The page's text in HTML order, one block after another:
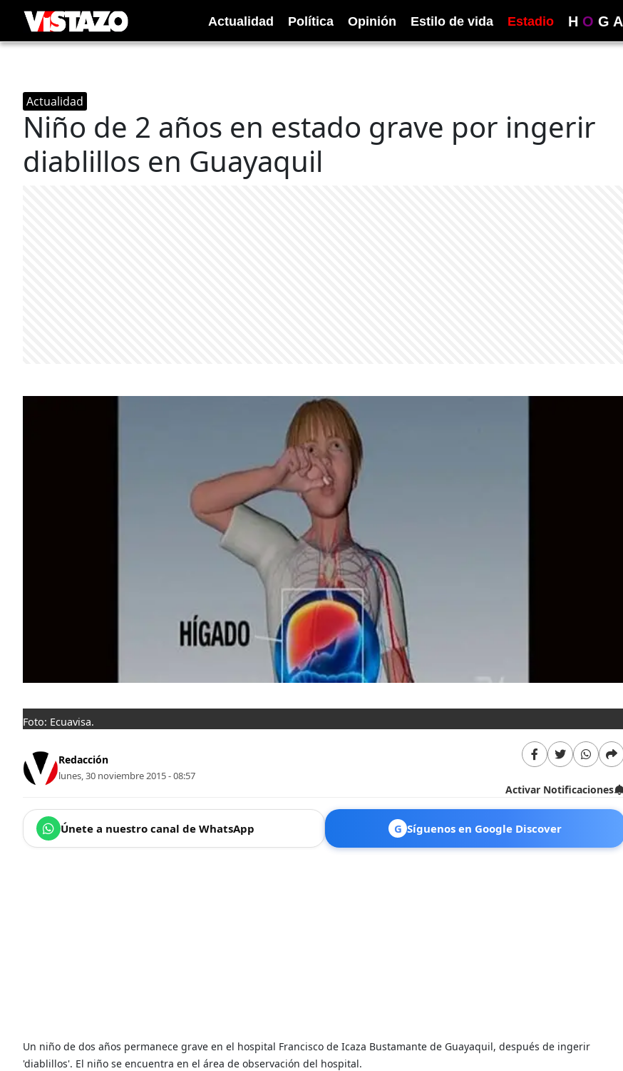
Actualidad Política Opinión Estilo de vida Estadio H O G A
Actualidad
Niño de 2 años en estado grave por ingerir
diablillos en Guayaquil
Foto: Ecuavisa.
Redacción
lunes, 30 noviembre 2015 - 08:57
Activar Notificaciones
Únete a nuestro canal de WhatsApp G Síguenos en Google Discover
Un niño de dos años permanece grave en el hospital Francisco de Icaza Bustamante de Guayaquil, después de ingerir
'diablillos'. El niño se encuentra en el área de observación del hospital.